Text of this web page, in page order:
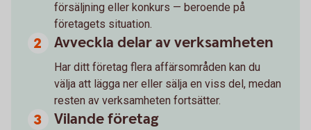
försäljning eller konkurs — beroende på
företagets situation.
Avveckla delar av verksamheten
Har ditt företag flera affärsområden kan du
välja att lägga ner eller sälja en viss del, medan
resten av verksamheten fortsätter.
Vilande företag